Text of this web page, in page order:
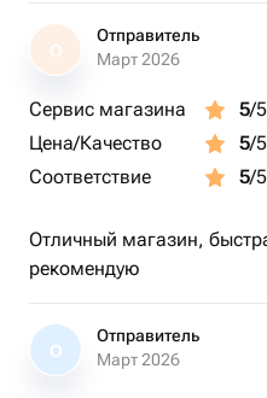
О
Отправитель
Март 2026
Сервис магазина 5/5
Цена/Качество
5/5
Соответствие
5/5
Отличный магазин,
рекомендую
О
Отправитель
Март 2026